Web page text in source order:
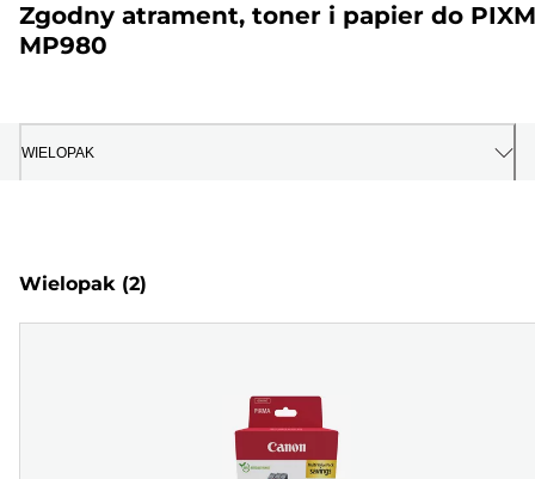
Zgodny atrament, toner i papier do
MP980
WIELOPAK
Wielopak (2)